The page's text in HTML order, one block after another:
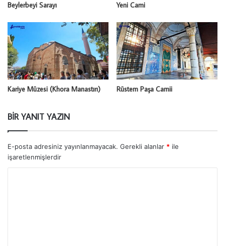
Beylerbeyi Sarayı Yeni Cami
Kariye Müzesi (Khora Manastırı) Rüstem Paşa Camii
BIR YANIT YAZIN
E-posta adresiniz yayınlanmayacak. Gerekli alanlar * ile
işaretlenmişlerdir